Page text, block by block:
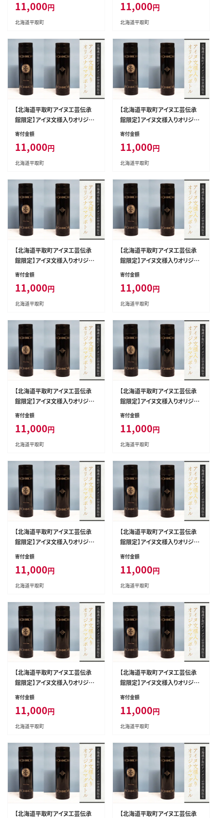
11,000円
北海道平取町
11,000円
北海道平取町
【北海道平取町アイヌ工芸伝承
館限定】アイヌ文様入りオリジナ
ルマグボトル【NO.4】 BRTA009-
寄付金額
11,000円
北海道平取町
【北海道平取町アイヌ工芸伝承
館限定】アイヌ文様入りオリジナ
ルマグボトル【NO.5】 BRTA009-
寄付金額
11,000円
北海道平取町
【北海道平取町アイヌ工芸伝承
館限定】アイヌ文様入りオリジナ
ルマグボトル【NO.7】 BRTA009-
寄付金額
11,000円
北海道平取町
【北海道平取町アイヌ工芸伝承
館限定】アイヌ文様入りオリジナ
ルマグボトル【NO.6】 BRTA009-
寄付金額
11,000円
北海道平取町
【北海道平取町アイヌ工芸伝承
館限定】アイヌ文様入りオリジナ
ルマグボトル【NO.8】 BRTA009-
寄付金額
11,000円
北海道平取町
【北海道平取町アイヌ工芸伝承
館限定】アイヌ文様入りオリジナ
ルマグボトル【NO.11】 BRTA00
寄付金額
11,000円
北海道平取町
【北海道平取町アイヌ工芸伝承
館限定】アイヌ文様入りオリジナ
ルマグボトル【NO.10】 BRTA00
寄付金額
11,000円
北海道平取町
【北海道平取町アイヌ工芸伝承
館限定】アイヌ文様入りオリジナ
ルマグボトル【NO.12】 BRTA00
寄付金額
11,000円
北海道平取町
【北海道平取町アイヌ工芸伝承
館限定】アイヌ文様入りオリジナ
ルマグボトル【NO.9】 BRTA009-
寄付金額
11,000円
北海道平取町
【北海道平取町アイヌ工芸伝承
館限定】アイヌ文様入りオリジナ
ルマグボトル【NO.13】 BRTA00
寄付金額
11,000円
北海道平取町
【北海道平取町アイヌ工芸伝承
【北海道平取町アイヌ工芸伝承